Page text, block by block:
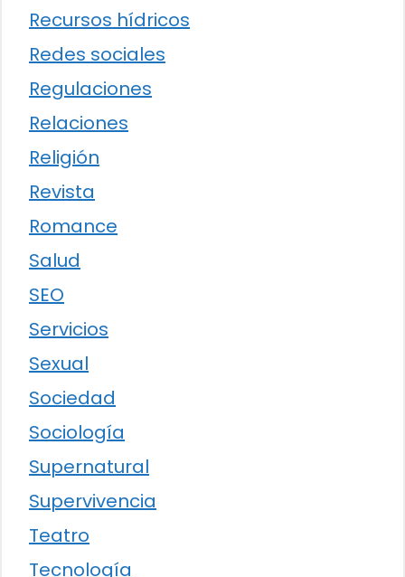
Recursos hídricos
Redes sociales
Regulaciones
Relaciones
Religión
Revista
Romance
Salud
SEO
Servicios
Sexual
Sociedad
Sociología
Supernatural
Supervivencia
Teatro
Tecnología